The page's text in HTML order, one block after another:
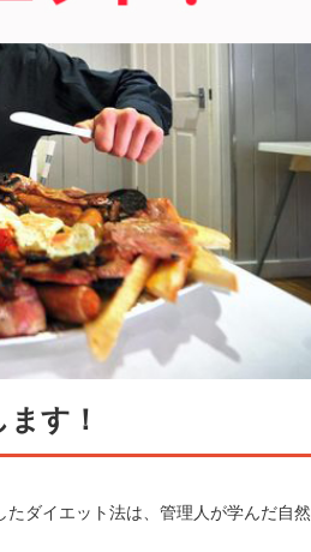
す！
ダイエット法は、管理人が学んだ自然